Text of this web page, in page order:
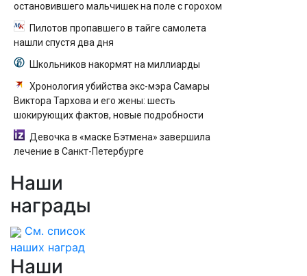
остановившего мальчишек на поле с горохом
Пилотов пропавшего в тайге самолета
нашли спустя два дня
Школьников накормят на миллиарды
Хронология убийства экс-мэра Самары
Виктора Тархова и его жены: шесть
шокирующих фактов, новые подробности
Девочка в «маске Бэтмена» завершила
лечение в Санкт-Петербурге
Наши
награды
См. список
наших наград
Наши